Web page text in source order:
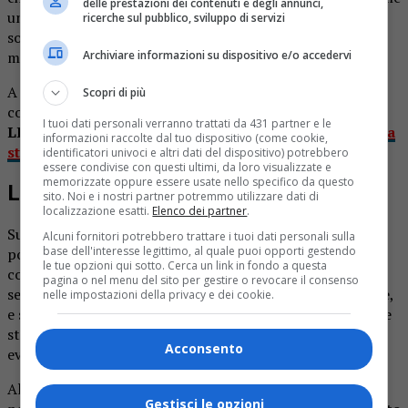
un camion carico di mucche. Probabilmente le fiamme si
sonno innescate per qualche malfunzionamento del
motore, poi si sono esteste a tutto il veicolo.
A lanciare l’allarme è stato il conducente, intanto che
cominciava a liberare le mucche dal rimorchio.
LEGGI ANCHE:Treno travolge gregge di pecore: è una
strage
L’intervento dei vigili del fuoco
Sul luogo dell’incendio sono arrivati i vigili del fuoco e la
polizia stradale della sottosezione di Susa. Nonostante il
conducente abbia fatto il possibile per salvare gli animali,
sei mucche hanno trovato una morte atroce tra le fiamme,
e sono state recuperate carbonizzate. Altri 21 sono invece
state fatte uscire in strada, con i poliziotti che hanno
evitato la fuga.
Altri animali erano poi in un’altra zona del rimorchio, e
delle prestazioni dei contenuti e degli annunci,
ricerche sul pubblico, sviluppo di servizi
Archiviare informazioni su dispositivo e/o accedervi
Scopri di più
I tuoi dati personali verranno trattati da 431 partner e le
informazioni raccolte dal tuo dispositivo (come cookie,
identificatori univoci e altri dati del dispositivo) potrebbero
essere condivise con questi ultimi, da loro visualizzate e
memorizzate oppure essere usate nello specifico da questo
sito. Noi e i nostri partner potremmo utilizzare dati di
localizzazione esatti. Elenco dei partner.
Alcuni fornitori potrebbero trattare i tuoi dati personali sulla
base dell'interesse legittimo, al quale puoi opporti gestendo
le tue opzioni qui sotto. Cerca un link in fondo a questa
pagina o nel menu del sito per gestire o revocare il consenso
nelle impostazioni della privacy e dei cookie.
Acconsento
Gestisci le opzioni